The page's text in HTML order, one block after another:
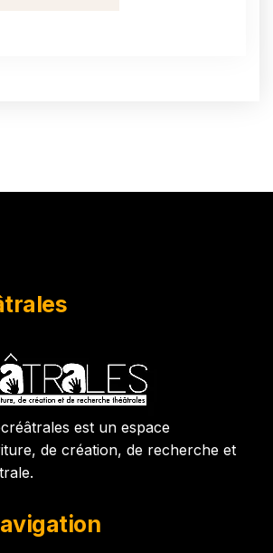
est un espace
de création, de recherche et